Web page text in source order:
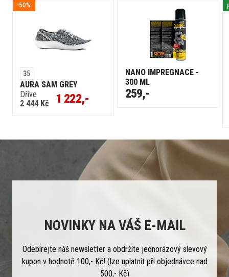
-50%
35
AURA SAM GREY
Dříve
2 444 Kč
1 222,-
NANO IMPREGNACE -
300 ML
259,-
NOVINKY NA VÁŠ E-MAIL
Odebírejte náš newsletter a obdržíte jednorázový slevový
kupon v hodnotě 100,- Kč! (lze uplatnit při objednávce nad
500,- Kč)